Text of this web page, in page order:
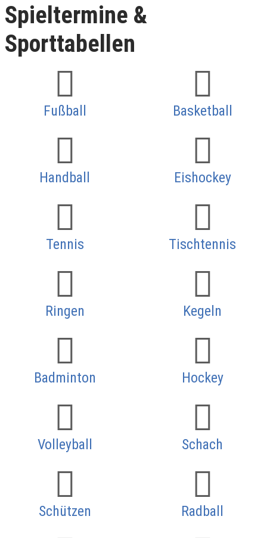
Spieltermine &
Sporttabellen
Fußball Basketball
Handball Eishockey
Tennis Tischtennis
Ringen Kegeln
Badminton Hockey
Volleyball Schach
Schützen Radball